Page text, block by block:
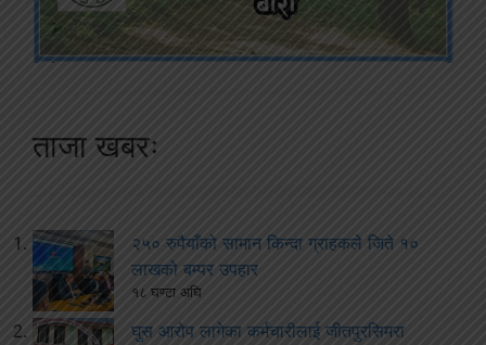
ताजा खबरः
२५० रुपैयाँको सामान किन्दा ग्राहकले जिते १०
लाखको बम्पर उपहार
१८ घण्टा अघि
घुस आरोप लागेका कर्मचारीलाई जीतपुरसिमरा